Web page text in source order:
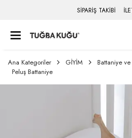
SİPARİŞ TAKİBİ
Ana Kategoriler GİYİM
Battaniye
Peluş Battaniye